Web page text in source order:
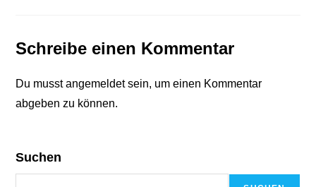
Schreibe einen Kommentar
Du musstangemeldetsein, um einen Kommentar
abgeben zu können.
Suchen